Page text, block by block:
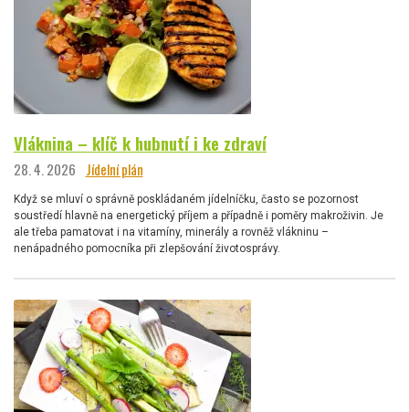
Vláknina – klíč k hubnutí i ke zdraví
28. 4. 2026 Jídelní plán
Když se mluví o správně poskládaném jídelníčku, často se pozornost
soustředí hlavně na energetický příjem a případně i poměry makroživin. Je
ale třeba pamatovat i na vitamíny, minerály a rovněž vlákninu –
nenápadného pomocníka při zlepšování životosprávy.